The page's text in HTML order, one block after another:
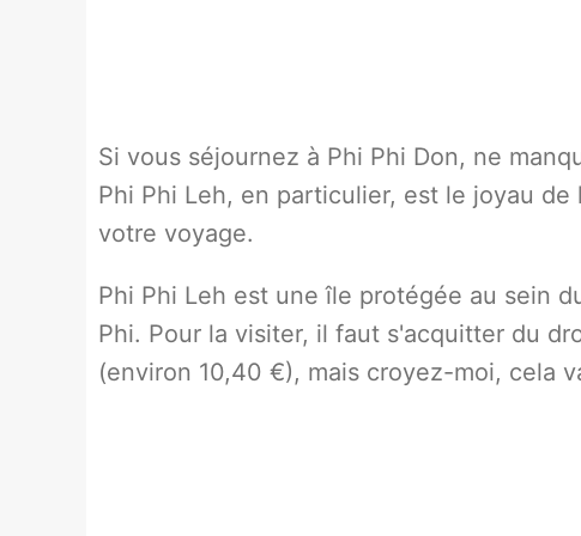
Si vous séjournez à Phi Phi Don, ne
Phi Phi Leh, en particulier, est le joyau
votre voyage.
Phi Phi Leh est une île protégée au sein
Phi. Pour la visiter, il faut s'acquitter du
(environ 10,40 €), mais croyez-moi, cela